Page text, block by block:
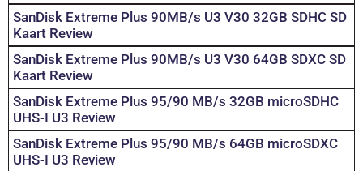
SanDisk Extreme Plus 90MB/s U3 V30 32GB SDHC SD
Kaart Review
SanDisk Extreme Plus 90MB/s U3 V30 64GB SDXC SD
Kaart Review
SanDisk Extreme Plus 95/90 MB/s 32GB microSDHC
UHS-I U3 Review
SanDisk Extreme Plus 95/90 MB/s 64GB microSDXC
UHS-I U3 Review